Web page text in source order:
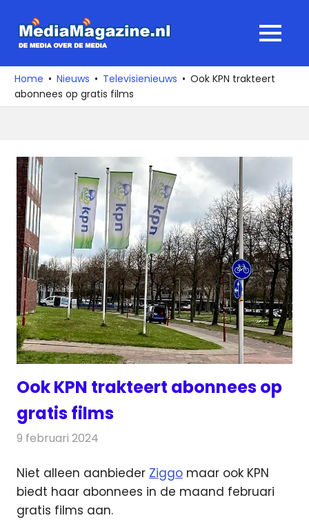
naar
media
over
de
MENU
Home Nieuws Televisienieuws
Ook KPN trakteert
abonnees op gratis films
Ook KPN trakteert abonnees op
gratis films
9 februari 2024
Niet alleen aanbieder Ziggo maar ook KPN
biedt haar abonnees in de maand februari
gratis films aan.